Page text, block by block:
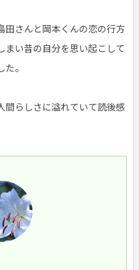
田さんと岡本くんの恋の行方
まい昔の自分を思い起こして
。
間らしさに溢れていて読後感